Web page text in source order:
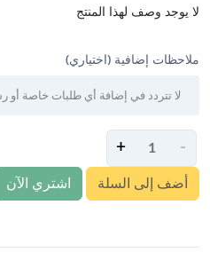
لا يوجد وصف لهذا المنتج
ملاحظات إضافية (اختياري)
-
+
أضف إلى السلة اشتري الآن